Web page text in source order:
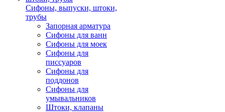
Сифоны, выпуски, штоки,
трубы
Запорная арматура
Сифоны для ванн
Сифоны для моек
Сифоны для
писсуаров
Сифоны для
поддонов
Сифоны для
умывальников
Штоки, клапаны